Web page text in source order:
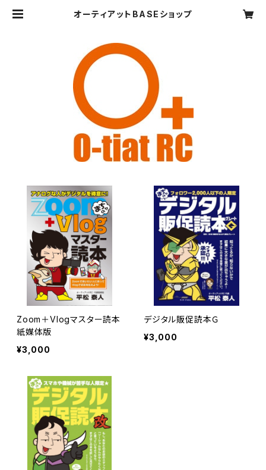
オーティアットBASEショップ
Zoom＋Vlogマスター読本
紙媒体版
¥3,000
デジタル販促読本Ｇ
¥3,000